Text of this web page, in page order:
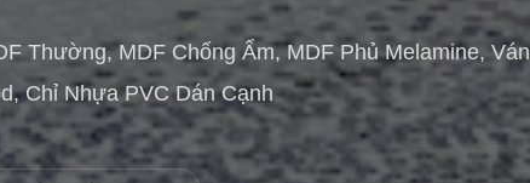
Thường, MDF Chống Ẩm, MDF Phủ Melamine,
Chỉ Nhựa PVC Dán Cạnh